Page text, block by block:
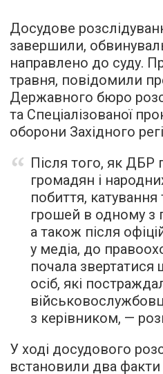
Досудове
завершили,
направлено до суду.
травня, повідомили
Державного бюро
та Спеціалізованої
оборони Західного
Після того, як ДБР
громадян і
побиття,
грошей в одному з
а також після
у медіа, до
почала звертатися
осіб, які
з керівником, —
У ході досудового
встановили два факти